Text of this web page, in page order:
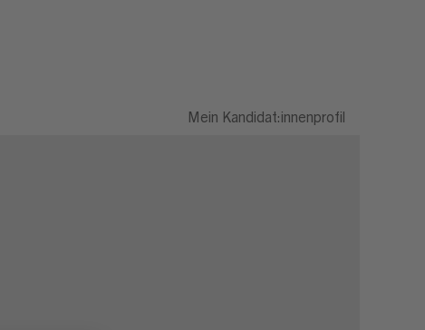
Mein Kandidat:innenprofil